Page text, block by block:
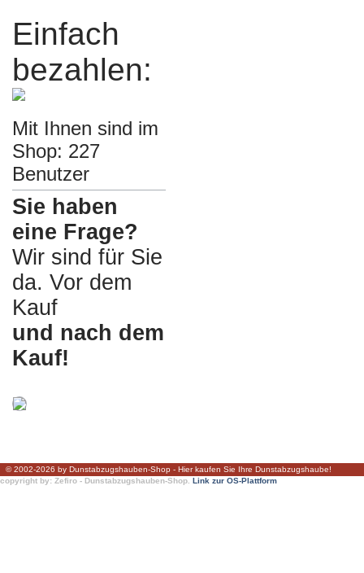
Einfach
bezahlen:
Mit Ihnen sind im
Shop: 227
Benutzer
Sie haben
eine Frage?
Wir sind für Sie
da. Vor dem
Kauf
und nach dem
Kauf!
© 2002-2026 by Dunstabzugshauben-Shop - Hier kaufen Sie Ihre Dunstabzugshaube!
copyright by: Zefiro - Dunstabzugshauben-Shop. Link zur OS-Plattform